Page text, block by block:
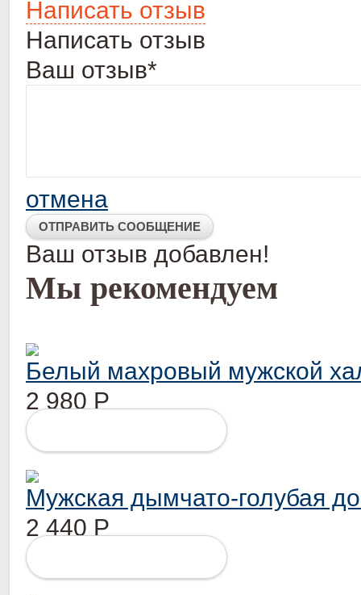
Написать отзыв
Написать отзыв
Ваш отзыв*
отмена
Ваш отзыв добавлен!
Мы рекомендуем
Белый махровый мужской
2 980 Р
Мужская дымчато-голубая
2 440 Р